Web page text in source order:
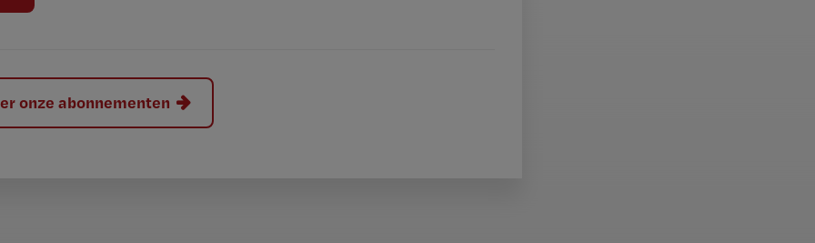
onze abonnementen